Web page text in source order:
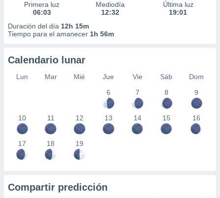
Primera luz
06:03
Mediodía
12:32
Última luz
19:01
Duración del día 12h 15m
Tiempo para el amanecer 1h 56m
Calendario lunar
Lun Mar Mié Jue Vie Sáb
Dom
6
7 8 9
10 11 12 13 14 15 16
17 18 19
Compartir predicción